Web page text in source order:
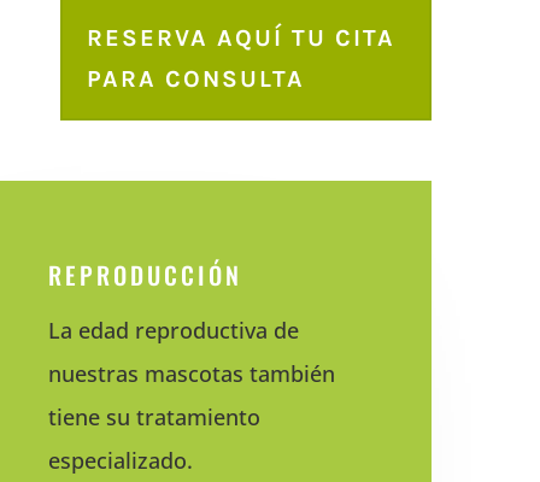
RESERVA AQUÍ TU CITA
PARA CONSULTA
REPRODUCCIÓN
La edad reproductiva de
nuestras mascotas también
tiene su tratamiento
especializado.